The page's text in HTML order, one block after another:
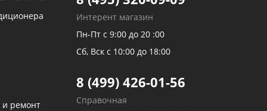
и ремонт
Интерент магазин
Пн-Пт с 9:00 до 20 :00
Сб, Вск с 10:00 до 18:00
8 (499) 426-01-56
Справочная